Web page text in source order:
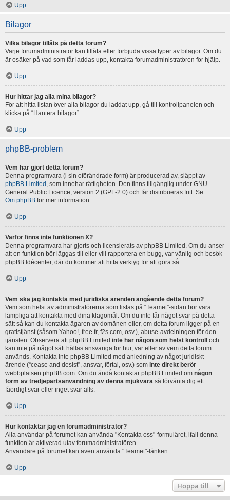
Upp
Bilagor
Vilka bilagor tillåts på detta forum?
Varje forumadministratör kan tillåta eller förbjuda vissa typer av bilagor. Om du
är osäker på vad som får laddas upp, kontakta forumadministratören för hjälp.
Upp
Hur hittar jag alla mina bilagor?
För att hitta listan över alla bilagor du laddat upp, gå till kontrollpanelen och
klicka på “Hantera bilagor”.
Upp
phpBB-problem
Vem har gjort detta forum?
Denna programvara (i sin oförändrade form) är producerad av, släppt av
phpBB Limited , som innehar rättigheten. Den finns tillgänglig under GNU
General Public Licence, version 2 (GPL-2.0) och får distribueras fritt. Se
Om phpBB för mer information.
Upp
Varför finns inte funktionen X?
Denna programvara har gjorts och licensierats av phpBB Limited. Om du anser
att en funktion bör läggas till eller vill rapportera en bugg, var vänlig och besök
phpBB Idécenter, där du kommer att hitta verktyg för att göra så.
Upp
Vem ska jag kontakta med juridiska ärenden angående detta forum?
Vem som helst av administratörerna som listas på “Teamet”-sidan bör vara
lämpliga att kontakta med dina klagomål. Om du inte får något svar på detta
sätt så kan du kontakta ägaren av domänen eller, om detta forum ligger på en
gratistjänst (såsom Yahoo!, free.fr, f2s.com, osv.), abuse-avdelningen för den
tjänsten. Observera att phpBB Limited inte har någon som helst kontroll
och
kan inte på något sätt hållas ansvariga för hur, var eller av vem detta forum
används. Kontakta inte phpBB Limited med anledning av något juridiskt
ärende (“cease and desist”, ansvar, förtal, osv.) som inte direkt berör
webbplatsen phpBB.com. Om du ändå kontaktar phpBB Limited om någon
form av tredjepartsanvändning av denna mjukvara så förvänta dig ett
fåordigt svar eller inget svar alls.
Upp
Hur kontaktar jag en forumadministratör?
Alla användar på forumet kan använda "Kontakta oss"-formuläret, ifall denna
funktion är aktiverad utav forumadministratören.
Användare på forumet kan även använda "Teamet"-länken.
Upp
Hoppa till